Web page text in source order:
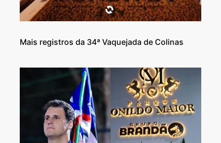
Mais registros da 34ª Vaquejada de Colinas